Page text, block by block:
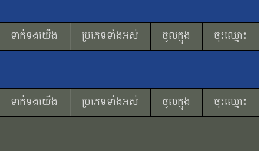
ទាក់ទងយើង ប្រភេទទាំងអស់ ចូលក្នុង ចុះឈ្មោះ
ទាក់ទងយើង ប្រភេទទាំងអស់ ចូលក្នុង ចុះឈ្មោះ